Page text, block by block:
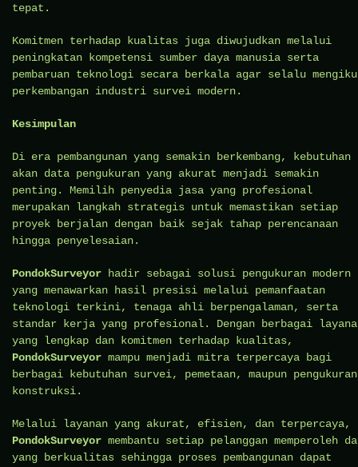
tepat.
Komitmen terhadap kualitas juga diwujudkan melalui
peningkatan kompetensi sumber daya manusia serta
pembaruan teknologi secara berkala agar selalu
perkembangan industri survei modern.
Kesimpulan
Di era pembangunan yang semakin berkembang, kebutuhan
akan data pengukuran yang akurat menjadi semakin
penting. Memilih penyedia jasa yang profesional
merupakan langkah strategis untuk memastikan setiap
proyek berjalan dengan baik sejak tahap perencanaan
hingga penyelesaian.
PondokSurveyor hadir sebagai solusi pengukuran modern
yang menawarkan hasil presisi melalui pemanfaatan
teknologi terkini, tenaga ahli berpengalaman, serta
standar kerja yang profesional. Dengan berbagai
yang lengkap dan komitmen terhadap kualitas,
PondokSurveyor mampu menjadi mitra terpercaya bagi
berbagai kebutuhan survei, pemetaan, maupun pengukuran
konstruksi.
Melalui layanan yang akurat, efisien, dan terpercaya,
PondokSurveyor membantu setiap pelanggan memperoleh
yang berkualitas sehingga proses pembangunan dapat